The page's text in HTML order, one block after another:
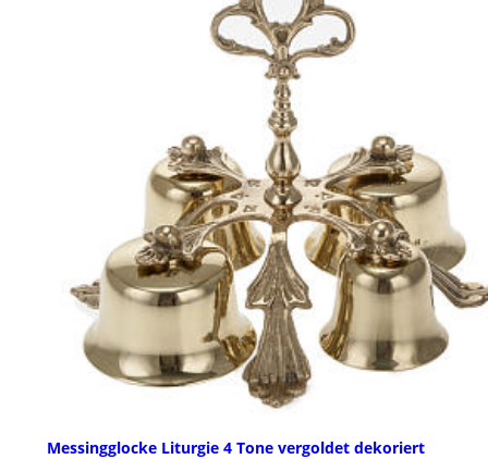
Messingglocke Liturgie 4 Tone vergoldet dekoriert